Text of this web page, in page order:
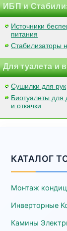
ИБП и
Источники
питания
Стабилизаторы
Для туалета и
Сушилки для рук
Биотуалеты для
и откачки
КАТАЛОГ
Монтаж
Инверторные
Камины